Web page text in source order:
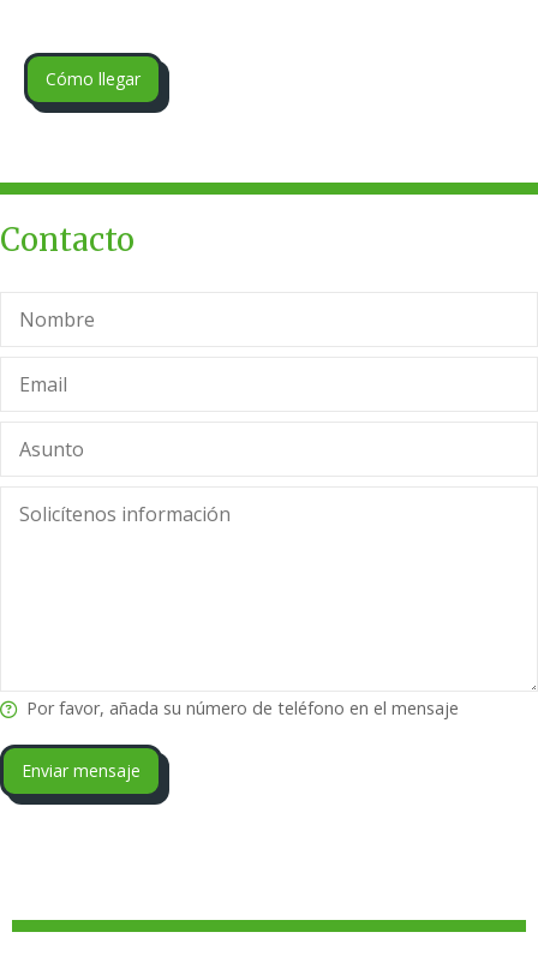
Cómo llegar
Contacto
Por favor, añada su número de teléfono en el mensaje
Enviar mensaje